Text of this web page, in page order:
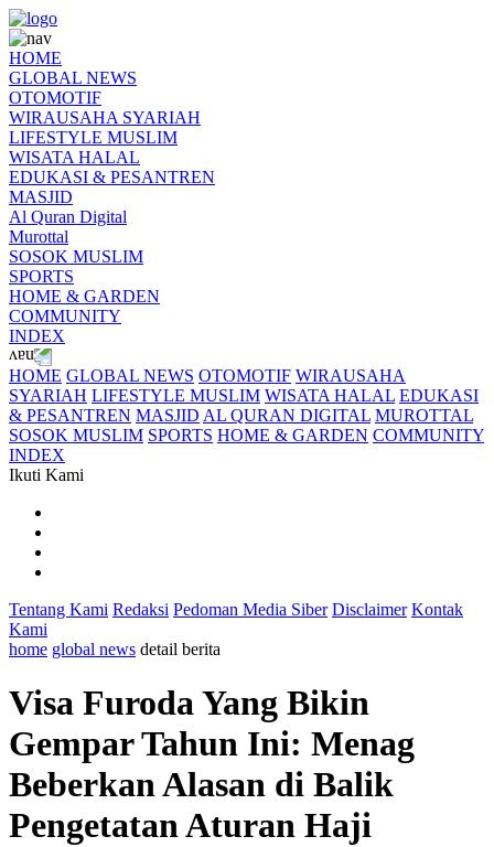
HOME
GLOBAL NEWS
OTOMOTIF
WIRAUSAHA SYARIAH
LIFESTYLE MUSLIM
WISATA HALAL
EDUKASI & PESANTREN
MASJID
Al Quran Digital
Murottal
SOSOK MUSLIM
SPORTS
HOME & GARDEN
COMMUNITY
INDEX
HOME GLOBAL NEWS OTOMOTIF WIRAUSAHA
SYARIAH LIFESTYLE MUSLIM WISATA HALAL EDUKASI
& PESANTREN MASJID AL QURAN DIGITAL MUROTTAL
SOSOK MUSLIM SPORTS HOME & GARDEN COMMUNITY
INDEX
Ikuti Kami
Tentang Kami Redaksi Pedoman Media Siber Disclaimer Kontak
Kami
home global news detail berita
Visa Furoda Yang Bikin
Gempar Tahun Ini: Menag
Beberkan Alasan di Balik
Pengetatan Aturan Haji